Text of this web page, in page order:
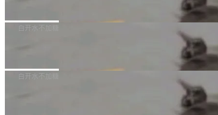
自研的多个文生3D和...
整性保护。效果是：吞吐量提升 41%，每 token
让语音识别不再只是听清，而是真正听懂。通过
w 不要求标准普通话，方言识别覆盖粤语、吴语
新和少量网页兼容性修复版本。 Changes/fixe
容提供的字体时出现的几个问题 为避免音频加
白开水不加糖
发布的 Release Notes，他利用 AI 工具（如 Co
白开水不加糖